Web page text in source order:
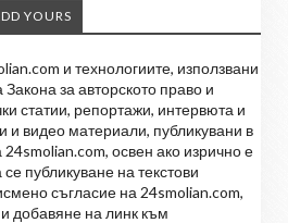
YOURS
и технологиите, използвани
Закона за авторското право и
статии, репортажи, интервюта и
и видео материали, публикувани в
24smolian.com, освен ако изрично е
публикуване на текстови
съгласие на 24smolian.com,
добавяне на линк към